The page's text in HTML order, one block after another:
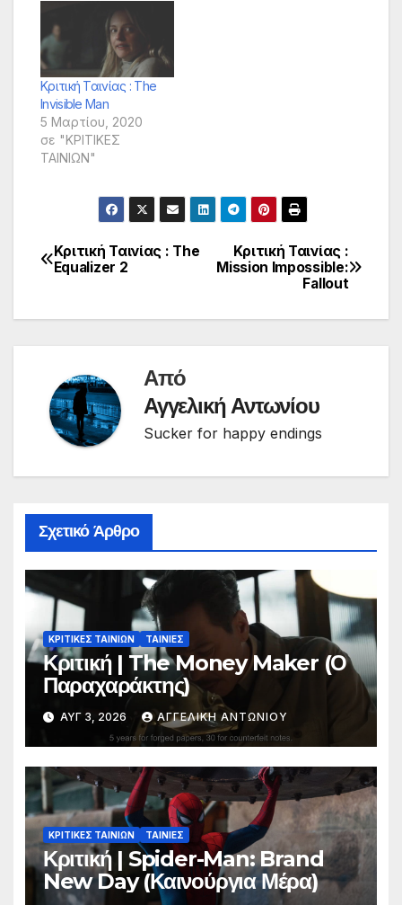
Κριτική Ταινίας : The
Invisible Man
5 Μαρτίου, 2020
σε "ΚΡΙΤΙΚΕΣ
ΤΑΙΝΙΩΝ"
Πλοήγηση
Κριτική Ταινίας :
Mission Impossible:
Fallout
Κριτική Ταινίας : The
Equalizer 2
Από
Αγγελική Αντωνίου
Sucker for happy endings
Σχετικό Άρθρο
ΚΡΙΤΙΚΕΣ ΤΑΙΝΙΩΝ ΤΑΙΝΙΕΣ
Κριτική | The Money Maker (Ο
Παραχαράκτης)
ΑΥΓ 3, 2026 ΑΓΓΕΛΙΚΉ ΑΝΤΩΝΊΟΥ
ΚΡΙΤΙΚΕΣ ΤΑΙΝΙΩΝ ΤΑΙΝΙΕΣ
Κριτική | Spider-Man: Brand
New Day (Καινούργια Μέρα)